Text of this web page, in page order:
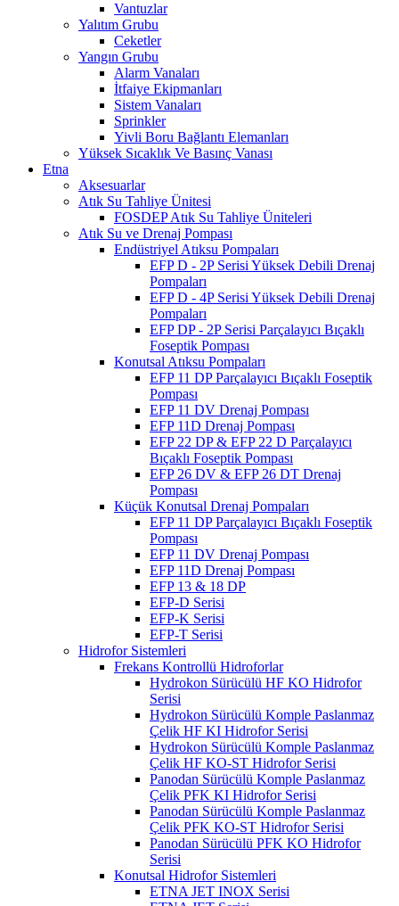
Vantuzlar
Yalıtım Grubu
Ceketler
Yangın Grubu
Alarm Vanaları
İtfaiye Ekipmanları
Sistem Vanaları
Sprinkler
Yivli Boru Bağlantı Elemanları
Yüksek Sıcaklık Ve Basınç Vanası
Etna
Aksesuarlar
Atık Su Tahliye Ünitesi
FOSDEP Atık Su Tahliye Üniteleri
Atık Su ve Drenaj Pompası
Endüstriyel Atıksu Pompaları
EFP D - 2P Serisi Yüksek Debili Drenaj
Pompaları
EFP D - 4P Serisi Yüksek Debili Drenaj
Pompaları
EFP DP - 2P Serisi Parçalayıcı Bıçaklı
Foseptik Pompası
Konutsal Atıksu Pompaları
EFP 11 DP Parçalayıcı Bıçaklı Foseptik
Pompası
EFP 11 DV Drenaj Pompası
EFP 11D Drenaj Pompası
EFP 22 DP & EFP 22 D Parçalayıcı
Bıçaklı Foseptik Pompası
EFP 26 DV & EFP 26 DT Drenaj
Pompası
Küçük Konutsal Drenaj Pompaları
EFP 11 DP Parçalayıcı Bıçaklı Foseptik
Pompası
EFP 11 DV Drenaj Pompası
EFP 11D Drenaj Pompası
EFP 13 & 18 DP
EFP-D Serisi
EFP-K Serisi
EFP-T Serisi
Hidrofor Sistemleri
Frekans Kontrollü Hidroforlar
Hydrokon Sürücülü HF KO Hidrofor
Serisi
Hydrokon Sürücülü Komple Paslanmaz
Çelik HF KI Hidrofor Serisi
Hydrokon Sürücülü Komple Paslanmaz
Çelik HF KO-ST Hidrofor Serisi
Panodan Sürücülü Komple Paslanmaz
Çelik PFK KI Hidrofor Serisi
Panodan Sürücülü Komple Paslanmaz
Çelik PFK KO-ST Hidrofor Serisi
Panodan Sürücülü PFK KO Hidrofor
Serisi
Konutsal Hidrofor Sistemleri
ETNA JET INOX Serisi